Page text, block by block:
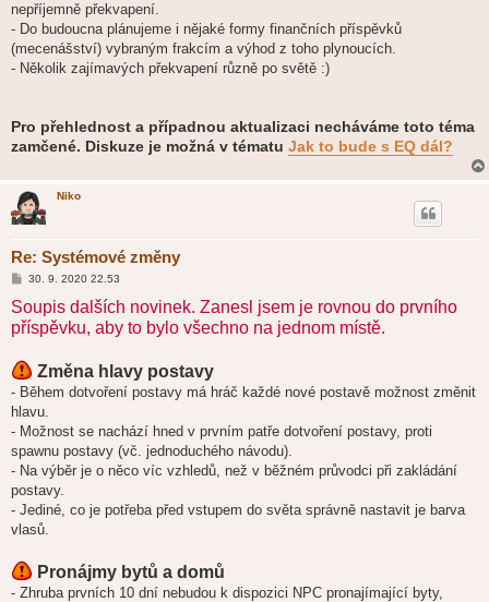
nepříjemně překvapení.
- Do budoucna plánujeme i nějaké formy finančních příspěvků
(mecenášství) vybraným frakcím a výhod z toho plynoucích.
- Několik zajímavých překvapení různě po světě :)
Pro přehlednost a případnou aktualizaci necháváme toto téma
zamčené. Diskuze je možná v tématu Jak to bude s EQ dál?
Niko
Re: Systémové změny
P
í
s
p
e
k
30. 9. 2020 22.53
Soupis dalších novinek. Zanesl jsem je rovnou do prvního
příspěvku, aby to bylo všechno na jednom místě.
Změna hlavy postavy
- Během dotvoření postavy má hráč každé nové postavě možnost změnit
hlavu.
- Možnost se nachází hned v prvním patře dotvoření postavy, proti
spawnu postavy (vč. jednoduchého návodu).
- Na výběr je o něco víc vzhledů, než v běžném průvodci při zakládání
postavy.
- Jediné, co je potřeba před vstupem do světa správně nastavit je barva
vlasů.
Pronájmy bytů a domů
- Zhruba prvních 10 dní nebudou k dispozici NPC pronajímající byty,